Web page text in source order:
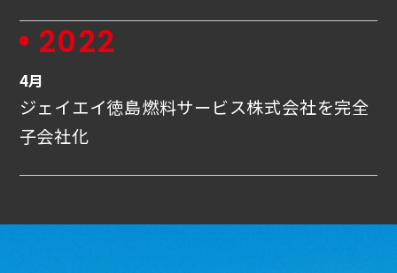
2022
4月
ジェイエイ徳島燃料サービス株式会社を完全
子会社化